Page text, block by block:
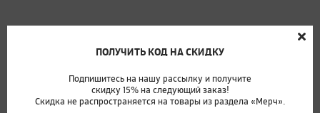
ПОЛУЧИТЬ КОД НА СКИДКУ
Подпишитесь на нашу рассылку и получите
скидку 15% на следующий заказ!
Скидка не распространяется на товары из раздела «Мерч».
Лена Буркова Элиот Стайн